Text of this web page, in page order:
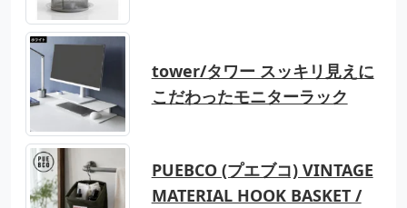
tower/タワー スッキリ見えに
こだわったモニターラック
PUEBCO (プエブコ) VINTAGE
MATERIAL HOOK BASKET /